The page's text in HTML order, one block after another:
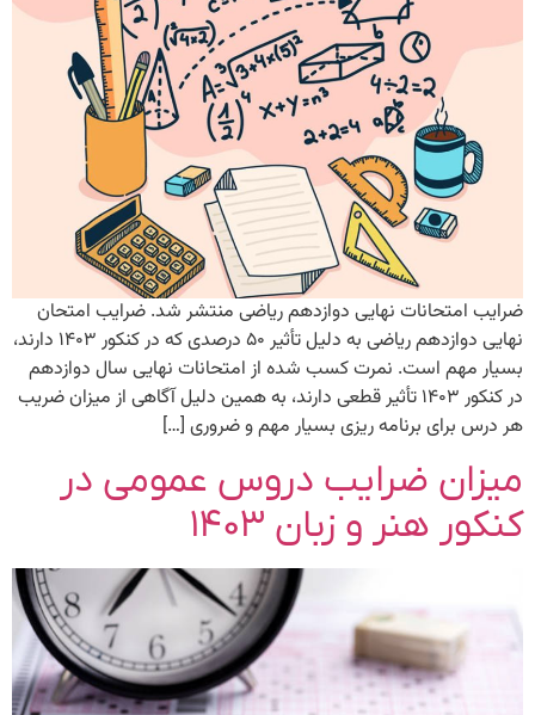
ضرایب امتحانات نهایی دوازدهم ریاضی منتشر شد. ضرایب امتحان
نهایی دوازدهم ریاضی به دلیل تأثیر ۵۰ درصدی که در کنکور ۱۴۰۳ دارند،
بسیار مهم است. نمرت کسب شده از امتحانات نهایی سال دوازدهم
در کنکور ۱۴۰۳ تأثیر قطعی دارند، به همین دلیل آگاهی از میزان ضریب
هر درس برای برنامه ریزی بسیار مهم و ضروری […]
میزان ضرایب دروس عمومی در
کنکور هنر و زبان ۱۴۰۳